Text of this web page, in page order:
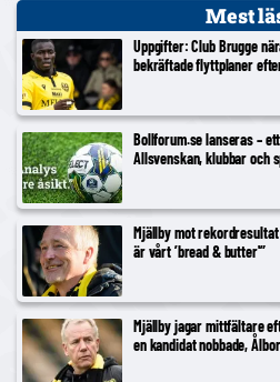
Mest
Uppgifter: Club Brugge
bekräftade flyttplaner
Bollforum.se lanseras –
Allsvenskan, klubbar och
Mjällby mot
är vårt ’bread & butter'”
Mjällby jagar mittfältare
en kandidat nobbade,